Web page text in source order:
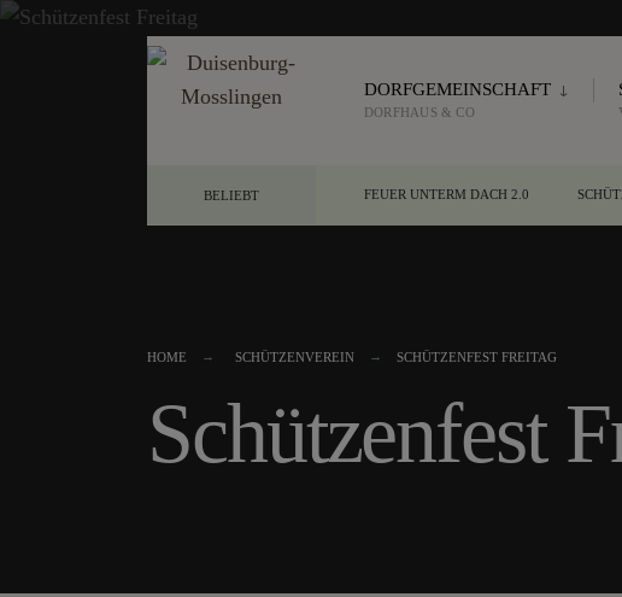
DORFGEMEINSCHAFT
DORFHAUS & CO
BELIEBT FEUER UNTERM DACH 2.0
HOME SCHÜTZENVEREIN SCHÜTZENFEST FREITAG
Schützenfest